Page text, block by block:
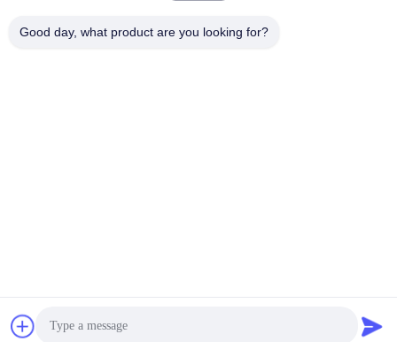
কোম্পানির প্রোফাইল
সমাধান
আমাদের সাথে যোগাযোগ
Good day, what product are you looking for?